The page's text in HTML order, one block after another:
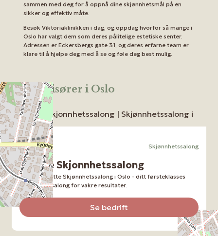
sammen med deg for å oppnå dine skjønnhetsmål på en
sikker og effektiv måte.
Besøk Viktoriaklinikken i dag, og oppdag hvorfor så mange i
Oslo har valgt dem som deres pålitelige estetiske senter.
Adressen er Eckersbergs gate 31, og deres erfarne team er
klare til å hjelpe deg med å se og føle deg best mulig.
Flere frisører i Oslo
Oslo Skjønnhetssalong
Pilotte Skjonnhetssalong
Utforsk Pilotte Skjønnhetssalong i Oslo - ditt førsteklasses
Skjønnhetssalong for vakre resultater.
Se bedrift